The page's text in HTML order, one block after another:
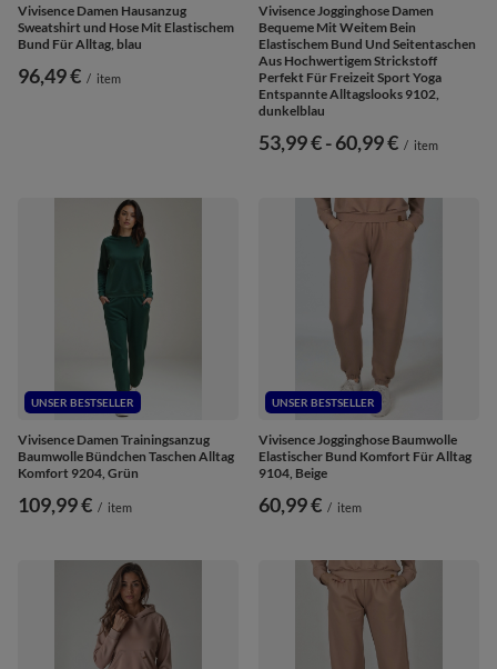
Vivisence Damen Hausanzug
Sweatshirt und Hose Mit Elastischem
Bund Für Alltag, blau
96,49 € / item
Vivisence Jogginghose Damen
Bequeme Mit Weitem Bein
Elastischem Bund Und Seitentaschen
Aus Hochwertigem Strickstoff
Perfekt Für Freizeit Sport Yoga
Entspannte Alltagslooks 9102,
dunkelblau
ab
53,99 €-bis
60,99 € / item
UNSER BESTSELLER
Vivisence Damen Trainingsanzug
Baumwolle Bündchen Taschen Alltag
Komfort 9204, Grün
109,99 € / item
UNSER BESTSELLER
Vivisence Jogginghose Baumwolle
Elastischer Bund Komfort Für Alltag
9104, Beige
60,99 € / item